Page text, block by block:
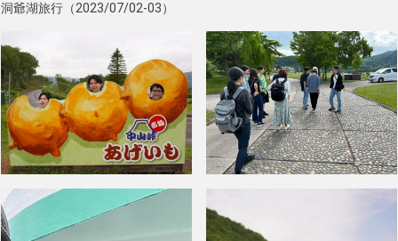
洞爺湖旅行（2023/07/02-03）